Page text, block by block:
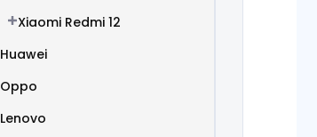
Xiaomi Redmi 12
Huawei
Oppo
Lenovo